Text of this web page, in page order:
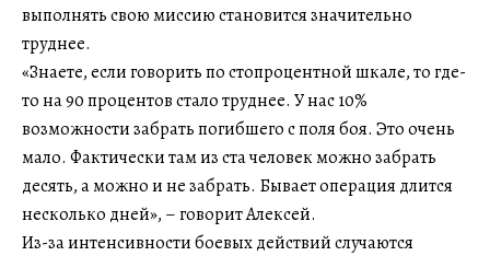
выполнять свою миссию становится значительно
труднее.
«Знаете, если говорить по стопроцентной шкале, то где-
то на 90 процентов стало труднее. У нас 10%
возможности забрать погибшего с поля боя. Это очень
мало. Фактически там из ста человек можно забрать
десять, а можно и не забрать. Бывает операция длится
несколько дней», – говорит Алексей.
Из-за интенсивности боевых действий случаются